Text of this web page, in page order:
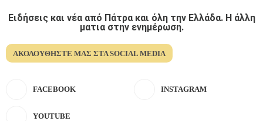
Ειδήσεις και νέα από Πάτρα και όλη την Ελλάδα. Η άλλη
ματια στην ενημέρωση.
ΑΚΟΛΟΥΘΉΣΤΕ ΜΑΣ ΣΤΑ SOCIAL MEDIA
FACEBOOK INSTAGRAM
YOUTUBE